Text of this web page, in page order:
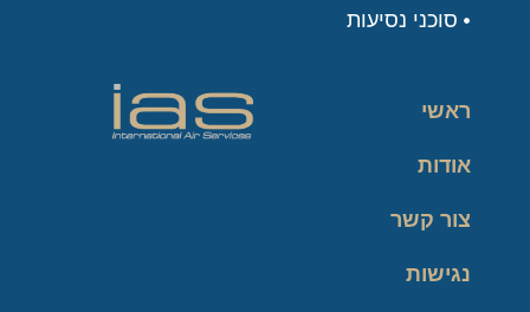
סוכני נסיעות
ראשי
אודות
צור קשר
נגישות